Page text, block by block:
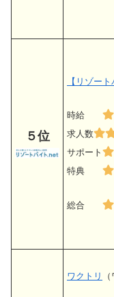
５位
【リゾー
時給
求人数
サポート
特典
総合
ワクトリ